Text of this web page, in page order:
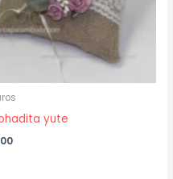
yute